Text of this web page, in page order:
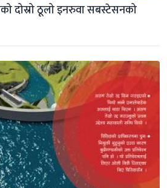
दोस्रो ठूलो इनरुवा सबस्टेसनको